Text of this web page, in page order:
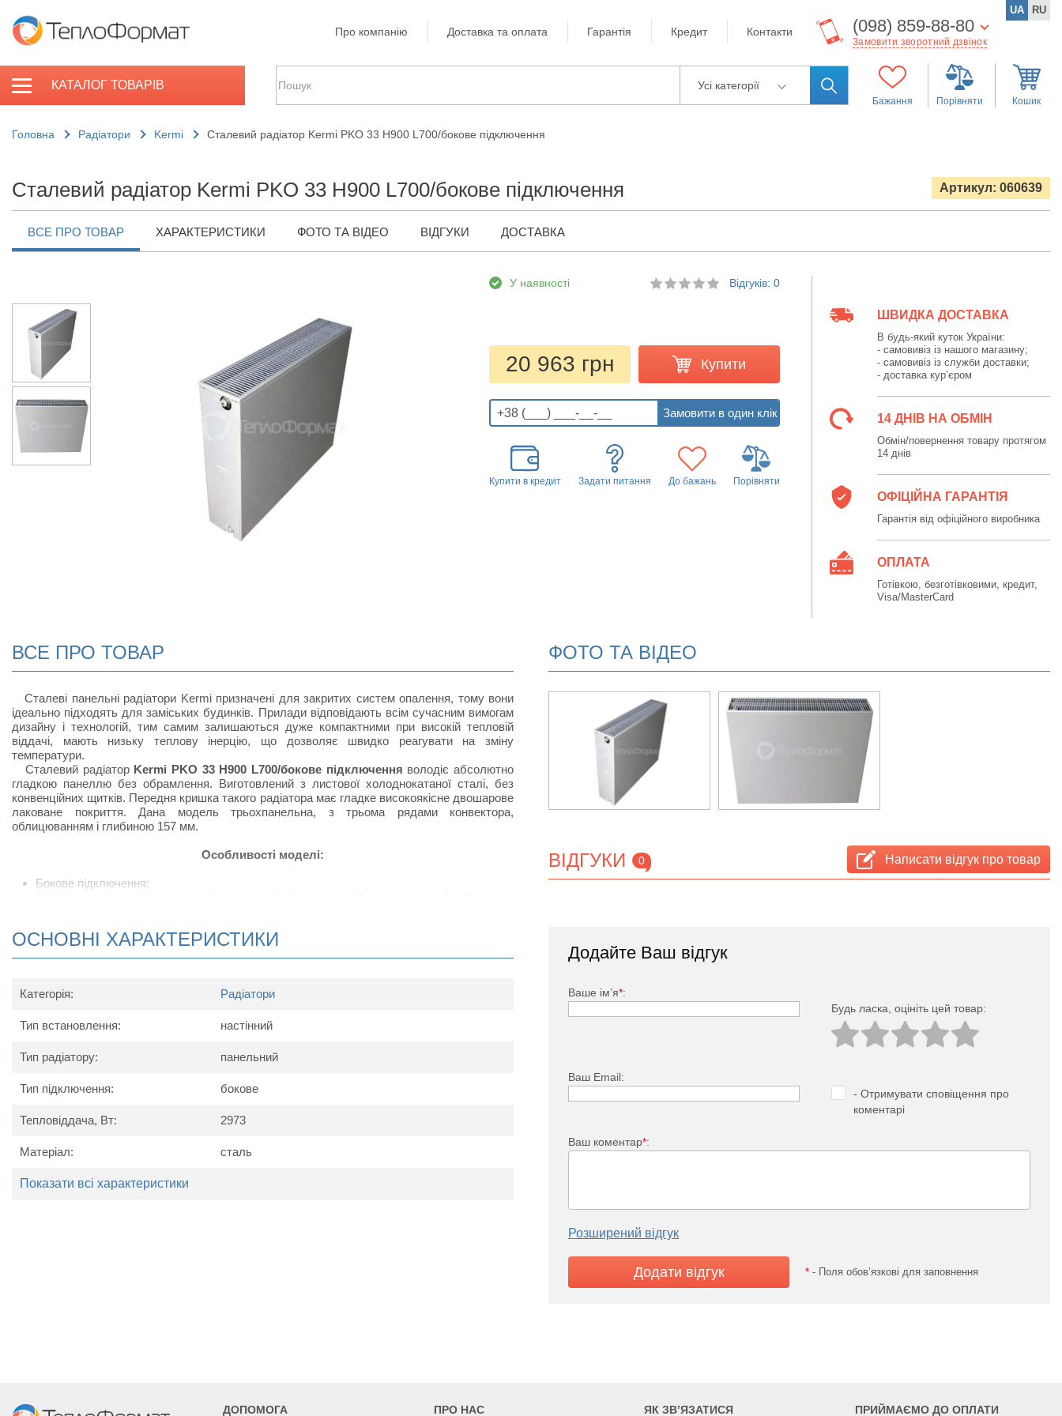
Про компанію Доставка та оплата Гарантія Кредит Контакти (098) 859-88-80
Замовити зворотний дзвінок
UA RU
КАТАЛОГ ТОВАРІВ Усі категорії
Бажання Порівняти Кошик
Головна Радіатори Kermi Сталевий радіатор Kermi PKO 33 H900 L700/бокове підключення
Сталевий радіатор Kermi PKO 33 H900 L700/бокове підключення Артикул: 060639
ВСЕ ПРО ТОВАР ХАРАКТЕРИСТИКИ ФОТО ТА ВІДЕО ВІДГУКИ ДОСТАВКА
У наявності Відгуків: 0
20 963 грн Купити
Купити в кредит Задати питання До бажань Порівняти
ШВИДКА ДОСТАВКА
В будь-який куток України:
- самовивіз із нашого магазину;
- самовивіз із служби доставки;
- доставка кур’єром
14 ДНІВ НА ОБМІН
Обмін/повернення товару протягом
14 днів
ОФІЦІЙНА ГАРАНТІЯ
Гарантія від офіційного виробника
ОПЛАТА
Готівкою, безготівковими, кредит,
Visa/MasterCard
ВСЕ ПРО ТОВАР
Сталеві панельні радіатори Kermi призначені для закритих систем опалення, тому вони
ідеально підходять для заміських будинків. Прилади відповідають всім сучасним вимогам
дизайну і технологій, тим самим залишаються дуже компактними при високій тепловій
віддачі, мають низьку теплову інерцію, що дозволяє швидко реагувати на зміну
температури.
Сталевий радіатор Kermi PKO 33 H900 L700/бокове підключення володіє абсолютно
гладкою панеллю без обрамлення. Виготовлений з листової холоднокатаної сталі, без
конвенційних щитків. Передня кришка такого радіатора має гладке високоякісне двошарове
лаковане покриття. Дана модель трьохпанельна, з трьома рядами конвектора,
облицюванням і глибиною 157 мм.
Особливості моделі:
Бокове підключення;
своєрідних П-подібних виступів, набагато збільшують конвенцію повітряних потоків в
Технічні характеристики
Найменування
ОСНОВНІ ХАРАКТЕРИСТИКИ
Категорія: Радіатори
Тип встановлення: настінний
Тип радіатору: панельний
Тип підключення: бокове
Тепловіддача, Вт: 2973
Матеріал: сталь
Показати всі характеристики
ФОТО ТА ВІДЕО
ВІДГУКИ 0 Написати відгук про товар
Додайте Ваш відгук
Ваше ім’я*:
Будь ласка, оцініть цей товар:
Ваш Email:
- Отримувати сповіщення про
коментарі
Ваш коментар*:
Розширений відгук
* - Поля обов’язкові для заповнення
ДОПОМОГА ПРО НАС ЯК ЗВ’ЯЗАТИСЯ ПРИЙМАЄМО ДО ОПЛАТИ